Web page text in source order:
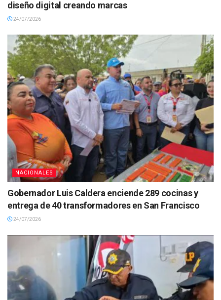
diseño digital creando marcas
24/07/2026
NACIONALES
Gobernador Luis Caldera enciende 289 cocinas y
entrega de 40 transformadores en San Francisco
24/07/2026